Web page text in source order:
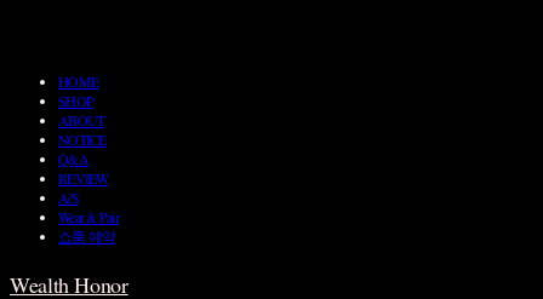
HOME
SHOP
ABOUT
NOTICE
Q&A
REVIEW
A/S
Wear & Pair
쇼룸 예약
Wealth Honor